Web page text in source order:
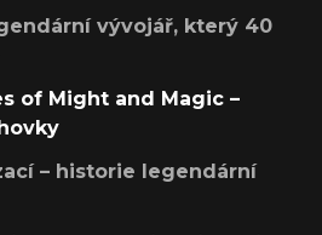
vývojář, který 40
of Might and Magic –
– historie legendární